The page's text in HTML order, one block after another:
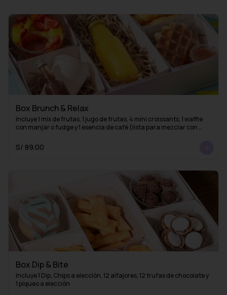
Box Brunch & Relax
Incluye 1 mix de frutas, 1 jugo de frutas, 4 mini croissants, 1 waffle
con manjar o fudge y 1 esencia de café (lista para mezclar con
S/ 89.00
Box Dip & Bite
Incluye 1 Dip, Chips a elección, 12 alfajores, 12 trufas de chocolate y
1 piqueo a elección